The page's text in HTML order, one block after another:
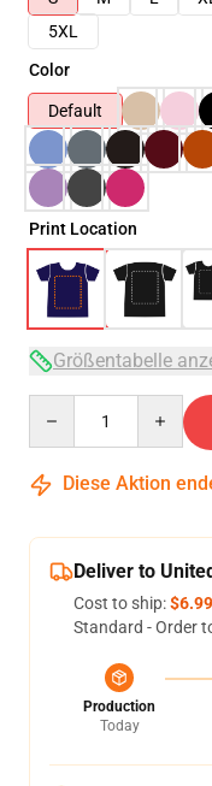
5XL
Color
Default
Print Location
Größentabelle
Diese Aktion
Deliver to
Cost to ship:$6.99
Standard - Order
Production
Today